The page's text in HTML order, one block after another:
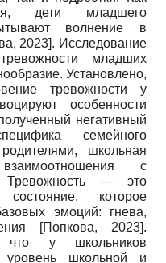
дети младшего
волнение в
2023]. Исследование
младших
Установлено,
тревожности у
особенности
негативный
семейного
школьная
с
Тревожность — это
которое
эмоций: гнева,
[Попкова, 2023].
что у школьников
уровень школьной и